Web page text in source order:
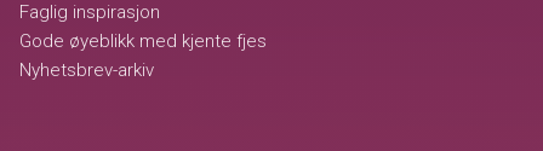
Faglig inspirasjon
Gode øyeblikk med kjente fjes
Nyhetsbrev-arkiv